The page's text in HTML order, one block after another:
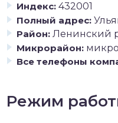
Индекс: 432001
Полный адрес:
Район: Ленинский
Микрорайон:
Все телефоны
Режим